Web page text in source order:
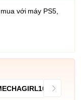
với máy PS5,